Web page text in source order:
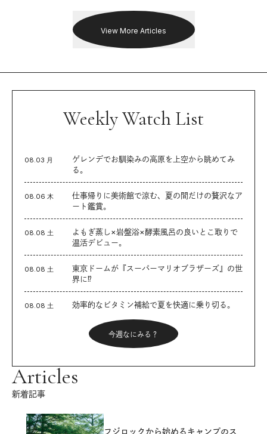
View More Articles
Weekly Watch List
08.03 月
ゲレンデでお馴染みの高原を上空から眺めてみ
る。
08.06 木
仕事帰りに美術館で涼む、夏の間だけの贅沢なア
ート鑑賞。
08.08 土
よもぎ蒸し×岩盤浴×酵素風呂の良いとこ取りで
温活デビュー。
08.08 土
東京ドームが『スーパーマリオブラザーズ』の世
界に⁉︎
08.08 土 効率的なビタミン補給で夏を快適に乗り切る。
今週なにみる？
Articles
新着記事
フジロックから始めるキャンプのス